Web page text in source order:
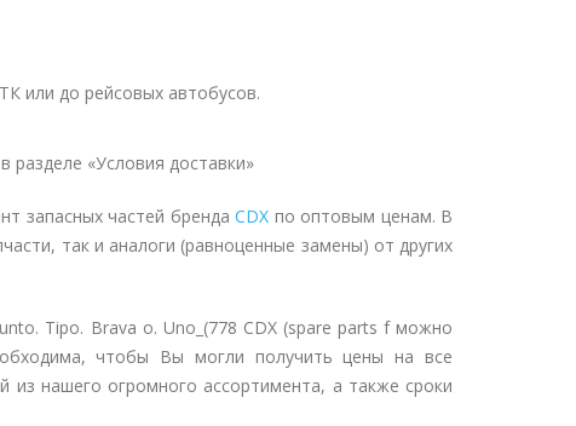
или до рейсовых автобусов.
«Условия доставки»
запасных частей бренда CDX по оптовым ценам. В
так и аналоги (равноценные замены) от других
Tipo. Brava o. Uno_(778 CDX (spare parts f можно
чтобы Вы могли получить цены на все
из нашего огромного ассортимента, а также сроки